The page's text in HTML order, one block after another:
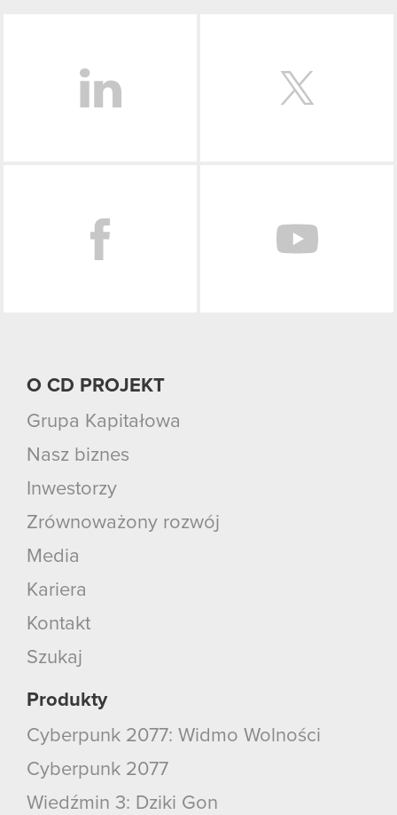
O CD PROJEKT
Grupa Kapitałowa
Nasz biznes
Inwestorzy
Zrównoważony rozwój
Media
Kariera
Kontakt
Szukaj
Produkty
Cyberpunk 2077: Widmo Wolności
Cyberpunk 2077
Wiedźmin 3: Dziki Gon